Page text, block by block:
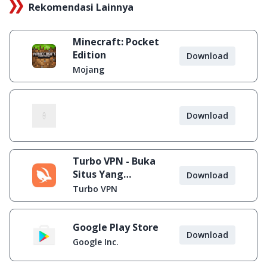
Rekomendasi Lainnya
Minecraft: Pocket
Edition
Mojang
Download
Download
Turbo VPN - Buka
Situs Yang
Diblokir
Turbo VPN
Download
Google Play Store
Google Inc.
Download